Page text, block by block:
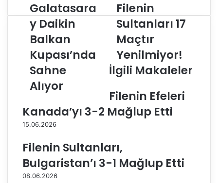
G
a
l
a
a
s
a
r
D
a
n
B
Galatasara
y Daikin
Balkan
Kupası’nda
Sahne
Alıyor
F
i
l
e
n
S
t
a
Filenin
Sultanları 17
Maçtır
Yenilmiyor!
İlgili Makaleler
Filenin Efeleri
Kanada’yı 3-2 Mağlup Etti
15.06.2026
Filenin Sultanları,
Bulgaristan’ı 3-1 Mağlup Etti
08.06.2026